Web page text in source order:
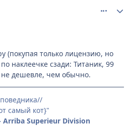
(покупая только лицензию, но
наклеечке сзади: Титаник, 99
не дешевле, чем обычно.
самый кот}"
Arriba Superieur Division